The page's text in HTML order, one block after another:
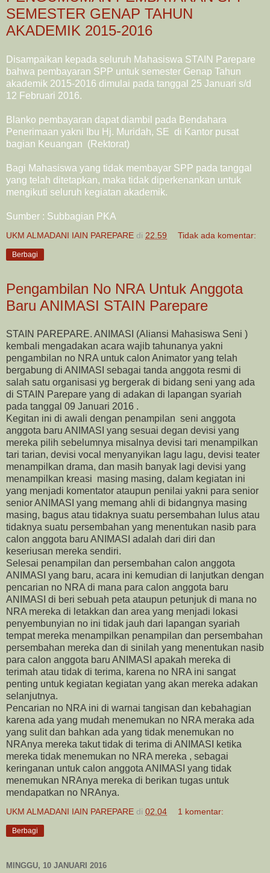
SEMESTER GENAP TAHUN
AKADEMIK 2015-2016
Disampaikan kepada seluruh Mahasiswa STAIN Parepare
bahwa pembayaran SPP untuk semester Genap Tahun
akademik 2015-2016 dimulai pada tanggal 25 Januari s/d
12 Februari 2016.
Blanko pembayaran dapat diambil pada Bendahara
Penerimaan yakni Ibu Hj. Muridah, SE di Kantor pusat
bagian Keuangan (Rektorat)
Bagi Mahasiswa yang tidak membayar SPP pada tanggal
yang telah ditetapkan, maka tidak diperkenankan untuk
mengikuti seluruh kegiatan akademik.
Sumber : Subbagian PKA
UKM ALMADANI IAIN PAREPARE di 22.59 Tidak ada komentar:
Berbagi
Pengambilan No NRA Untuk Anggota
Baru ANIMASI STAIN Parepare
STAIN PAREPARE. ANIMASI (Aliansi Mahasiswa Seni )
kembali mengadakan acara wajib tahunanya yakni
pengambilan no NRA untuk calon Animator yang telah
bergabung di ANIMASI sebagai tanda anggota resmi di
salah satu organisasi yg bergerak di bidang seni yang ada
di STAIN Parepare yang di adakan di lapangan syariah
pada tanggal 09 Januari 2016 .
Kegitan ini di awali dengan penampilan seni anggota
anggota baru ANIMASI yang sesuai degan devisi yang
mereka pilih sebelumnya misalnya devisi tari menampilkan
tari tarian, devisi vocal menyanyikan lagu lagu, devisi teater
menampilkan drama, dan masih banyak lagi devisi yang
menampilkan kreasi masing masing, dalam kegiatan ini
yang menjadi komentator ataupun penilai yakni para senior
senior ANIMASI yang memang ahli di bidangnya masing
masing, bagus atau tidaknya suatu persembahan lulus atau
tidaknya suatu persembahan yang menentukan nasib para
calon anggota baru ANIMASI adalah dari diri dan
keseriusan mereka sendiri.
Selesai penampilan dan persembahan calon anggota
ANIMASI yang baru, acara ini kemudian di lanjutkan dengan
pencarian no NRA di mana para calon anggota baru
ANIMASI di beri sebuah peta ataupun petunjuk di mana no
NRA mereka di letakkan dan area yang menjadi lokasi
penyembunyian no ini tidak jauh dari lapangan syariah
tempat mereka menampilkan penampilan dan persembahan
persembahan mereka dan di sinilah yang menentukan nasib
para calon anggota baru ANIMASI apakah mereka di
terimah atau tidak di terima, karena no NRA ini sangat
penting untuk kegiatan kegiatan yang akan mereka adakan
selanjutnya.
Pencarian no NRA ini di warnai tangisan dan kebahagian
karena ada yang mudah menemukan no NRA meraka ada
yang sulit dan bahkan ada yang tidak menemukan no
NRAnya mereka takut tidak di terima di ANIMASI ketika
mereka tidak menemukan no NRA mereka , sebagai
keringanan untuk calon anggota ANIMASI yang tidak
menemukan NRAnya mereka di berikan tugas untuk
mendapatkan no NRAnya.
UKM ALMADANI IAIN PAREPARE di 02.04 1 komentar:
Berbagi
MINGGU, 10 JANUARI 2016